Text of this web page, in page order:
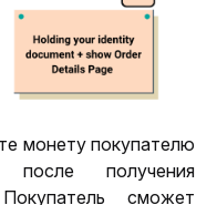
монету покупателю
получения
сможет